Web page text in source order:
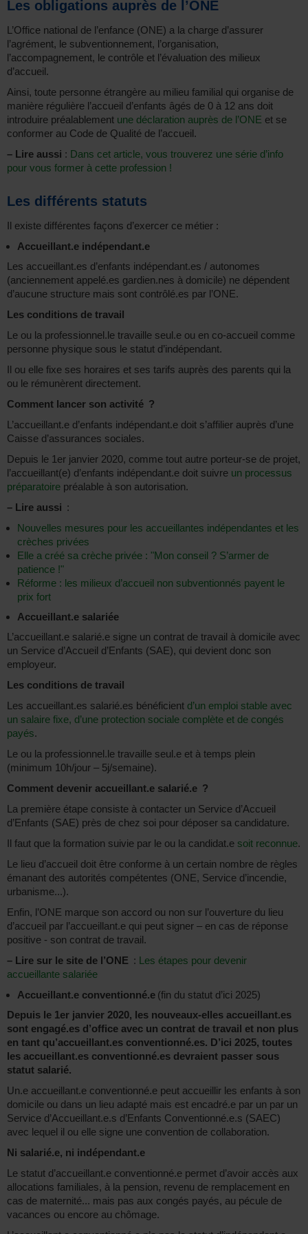
Les obligations auprès de l’ONE
L’Office national de l’enfance (ONE) a la charge d’assurer
l’agrément, le subventionnement, l’organisation,
l’accompagnement, le contrôle et l’évaluation des milieux
d’accueil.
Ainsi, toute personne étrangère au milieu familial qui organise de
manière régulière l’accueil d’enfants âgés de 0 à 12 ans doit
introduire préalablement une déclaration auprès de l’ONE et se
conformer au Code de Qualité de l’accueil.
– Lire aussi : Dans cet article, vous trouverez une série d’info
pour vous former à cette profession !
Les différents statuts
Il existe différentes façons d’exercer ce métier :
Accueillant.e indépendant.e
Les accueillant.es d’enfants indépendant.es / autonomes
(anciennement appelé.es gardien.nes à domicile) ne dépendent
d’aucune structure mais sont contrôlé.es par l’ONE.
Les conditions de travail
Le ou la professionnel.le travaille seul.e ou en co-accueil comme
personne physique sous le statut d’indépendant.
Il ou elle fixe ses horaires et ses tarifs auprès des parents qui la
ou le rémunèrent directement.
Comment lancer son activité ?
L’accueillant.e d’enfants indépendant.e doit s’affilier auprès d’une
Caisse d’assurances sociales.
Depuis le 1er janvier 2020, comme tout autre porteur-se de projet,
l’accueillant(e) d’enfants indépendant.e doit suivre un processus
préparatoire préalable à son autorisation.
– Lire aussi :
Nouvelles mesures pour les accueillantes indépendantes et les
crèches privées
Elle a créé sa crèche privée : "Mon conseil ? S’armer de
patience !"
Réforme : les milieux d’accueil non subventionnés payent le
prix fort
Accueillant.e salariée
L’accueillant.e salarié.e signe un contrat de travail à domicile avec
un Service d’Accueil d’Enfants (SAE), qui devient donc son
employeur.
Les conditions de travail
Les accueillant.es salarié.es bénéficient d’un emploi stable avec
un salaire fixe, d’une protection sociale complète et de congés
payés.
Le ou la professionnel.le travaille seul.e et à temps plein
(minimum 10h/jour – 5j/semaine).
Comment devenir accueillant.e salarié.e ?
La première étape consiste à contacter un Service d’Accueil
d’Enfants (SAE) près de chez soi pour déposer sa candidature.
Il faut que la formation suivie par le ou la candidat.e soit reconnue.
Le lieu d’accueil doit être conforme à un certain nombre de règles
émanant des autorités compétentes (ONE, Service d’incendie,
urbanisme...).
Enfin, l’ONE marque son accord ou non sur l’ouverture du lieu
d’accueil par l’accueillant.e qui peut signer – en cas de réponse
positive - son contrat de travail.
– Lire sur le site de l’ONE : Les étapes pour devenir
accueillante salariée
Accueillant.e conventionné.e (fin du statut d’ici 2025)
Depuis le 1er janvier 2020, les nouveaux-elles accueillant.es
sont engagé.es d’office avec un contrat de travail et non plus
en tant qu’accueillant.es conventionné.es. D’ici 2025, toutes
les accueillant.es conventionné.es devraient passer sous
statut salarié.
Un.e accueillant.e conventionné.e peut accueillir les enfants à son
domicile ou dans un lieu adapté mais est encadré.e par un par un
Service d’Accueillant.e.s d’Enfants Conventionné.e.s (SAEC)
avec lequel il ou elle signe une convention de collaboration.
Ni salarié.e, ni indépendant.e
Le statut d’accueillant.e conventionné.e permet d’avoir accès aux
allocations familiales, à la pension, revenu de remplacement en
cas de maternité... mais pas aux congés payés, au pécule de
vacances ou encore au chômage.